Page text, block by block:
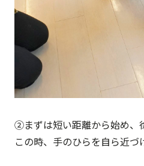
②まずは短い距離から始め、
この時、手のひらを自ら近づ